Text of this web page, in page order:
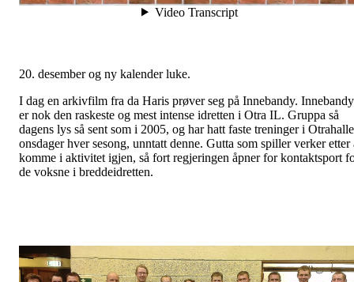
20. desember og ny kalender luke.
I dag en arkivfilm fra da Haris prøver seg på Innebandy. Innebandy
er nok den raskeste og mest intense idretten i Otra IL. Gruppa så
dagens lys så sent som i 2005, og har hatt faste treninger i
onsdager hver sesong, unntatt denne. Gutta som spiller verker etter
komme i aktivitet igjen, så fort regjeringen åpner for kontaktsport
de voksne i breddeidretten.